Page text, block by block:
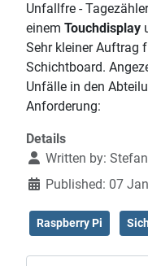
Unfallfre -
einem Touchdisplay
Sehr kleiner Auftrag
Schichtboard.
Unfälle in den
Anforderung:
Details
Written by:
Published: 07
Raspberry Pi